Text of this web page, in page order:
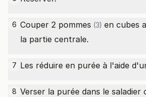
6 Couper 2 pommes (3) en cubes
la partie centrale.
7 Les réduire en purée à l'aide
8 Verser la purée dans le saladier